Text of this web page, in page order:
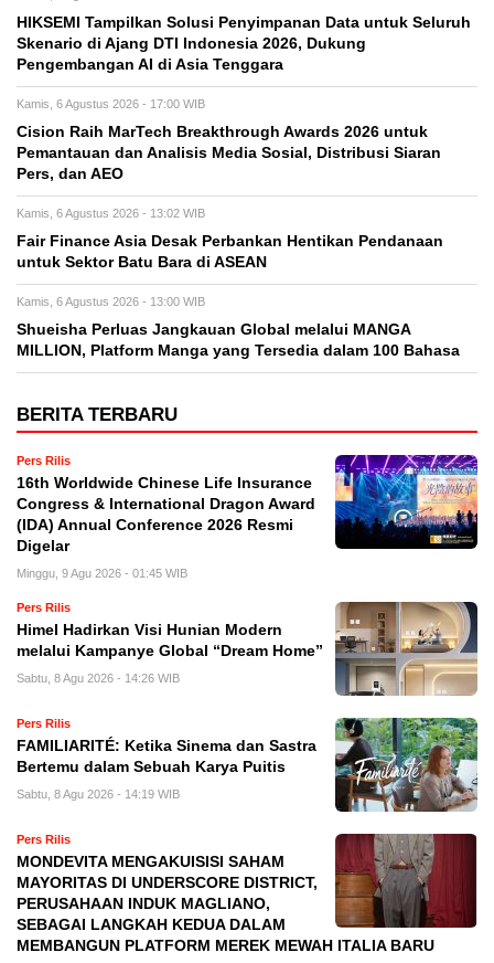
HIKSEMI Tampilkan Solusi Penyimpanan Data untuk Seluruh
Skenario di Ajang DTI Indonesia 2026, Dukung
Pengembangan AI di Asia Tenggara
Kamis, 6 Agustus 2026 - 17:00 WIB
Cision Raih MarTech Breakthrough Awards 2026 untuk
Pemantauan dan Analisis Media Sosial, Distribusi Siaran
Pers, dan AEO
Kamis, 6 Agustus 2026 - 13:02 WIB
Fair Finance Asia Desak Perbankan Hentikan Pendanaan
untuk Sektor Batu Bara di ASEAN
Kamis, 6 Agustus 2026 - 13:00 WIB
Shueisha Perluas Jangkauan Global melalui MANGA
MILLION, Platform Manga yang Tersedia dalam 100 Bahasa
BERITA TERBARU
Pers Rilis
16th Worldwide Chinese Life Insurance
Congress & International Dragon Award
(IDA) Annual Conference 2026 Resmi
Digelar
Minggu, 9 Agu 2026 - 01:45 WIB
Pers Rilis
Himel Hadirkan Visi Hunian Modern
melalui Kampanye Global “Dream Home”
Sabtu, 8 Agu 2026 - 14:26 WIB
Pers Rilis
FAMILIARITÉ: Ketika Sinema dan Sastra
Bertemu dalam Sebuah Karya Puitis
Sabtu, 8 Agu 2026 - 14:19 WIB
Pers Rilis
MONDEVITA MENGAKUISISI SAHAM
MAYORITAS DI UNDERSCORE DISTRICT,
PERUSAHAAN INDUK MAGLIANO,
SEBAGAI LANGKAH KEDUA DALAM
MEMBANGUN PLATFORM MEREK MEWAH ITALIA BARU